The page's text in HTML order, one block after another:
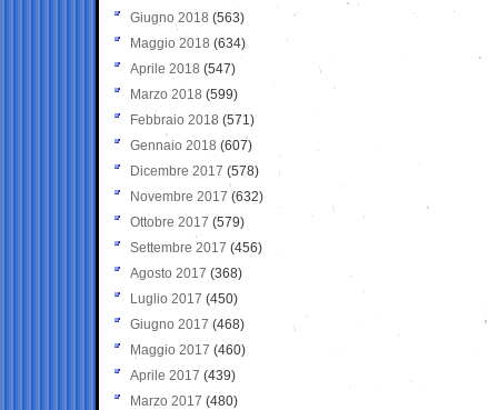
Giugno 2018 (563)
Maggio 2018 (634)
Aprile 2018 (547)
Marzo 2018 (599)
Febbraio 2018 (571)
Gennaio 2018 (607)
Dicembre 2017 (578)
Novembre 2017 (632)
Ottobre 2017 (579)
Settembre 2017 (456)
Agosto 2017 (368)
Luglio 2017 (450)
Giugno 2017 (468)
Maggio 2017 (460)
Aprile 2017 (439)
Marzo 2017 (480)